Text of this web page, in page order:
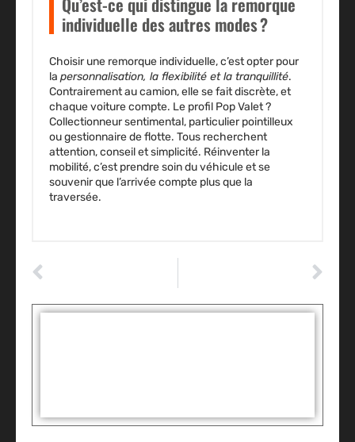
individuelle des autres modes ?
Choisir une remorque individuelle, c’est opter pour
la personnalisation, la flexibilité et la tranquillité.
Contrairement au camion, elle se fait discrète, et
chaque voiture compte. Le profil Pop Valet ?
Collectionneur sentimental, particulier pointilleux
ou gestionnaire de flotte. Tous recherchent
attention, conseil et simplicité. Réinventer la
mobilité, c’est prendre soin du véhicule et se
souvenir que l’arrivée compte plus que la
traversée.